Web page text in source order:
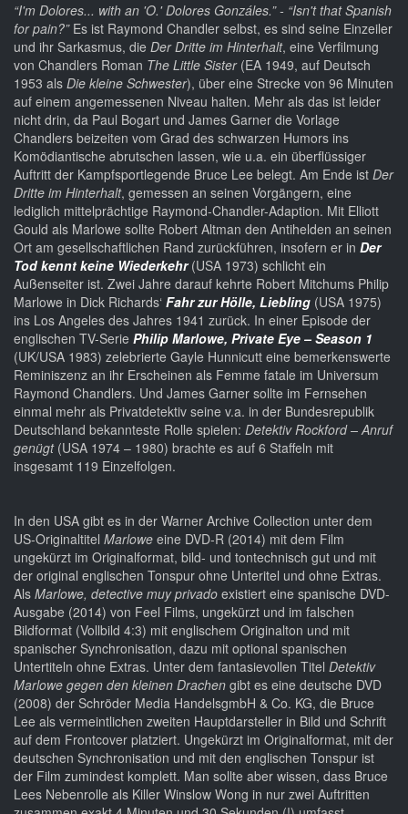
“I'm Dolores... with an 'O.' Dolores Gonzáles.” - “Isn't that Spanish
for pain?”Es ist Raymond Chandler selbst, es sind seine Einzeiler
und ihr Sarkasmus, die Der Dritte im Hinterhalt, eine Verfilmung
von Chandlers Roman The Little Sister(EA 1949, auf Deutsch
1953 als Die kleine Schwester), über eine Strecke von 96 Minuten
auf einem angemessenen Niveau halten. Mehr als das ist leider
nicht drin, da Paul Bogart und James Garner die Vorlage
Chandlers beizeiten vom Grad des schwarzen Humors ins
Komödiantische abrutschen lassen, wie u.a. ein überflüssiger
Auftritt der Kampfsportlegende Bruce Lee belegt. Am Ende ist Der
Dritte im Hinterhalt, gemessen an seinen Vorgängern, eine
lediglich mittelprächtige Raymond-Chandler-Adaption. Mit Elliott
Gould als Marlowe sollte Robert Altman den Antihelden an seinen
Ort am gesellschaftlichen Rand zurückführen, insofern er in Der
Tod kennt keine Wiederkehr(USA 1973) schlicht ein
Außenseiter ist. Zwei Jahre darauf kehrte Robert Mitchums Philip
Marlowe in Dick Richards‘ Fahr zur Hölle, Liebling (USA 1975)
ins Los Angeles des Jahres 1941 zurück. In einer Episode der
englischen TV-Serie Philip Marlowe, Private Eye – Season 1
(UK/USA 1983) zelebrierte Gayle Hunnicutt eine bemerkenswerte
Reminiszenz an ihr Erscheinen als Femme fatale im Universum
Raymond Chandlers. Und James Garner sollte im Fernsehen
einmal mehr als Privatdetektiv seine v.a. in der Bundesrepublik
Deutschland bekannteste Rolle spielen: Detektiv Rockford – Anruf
genügt(USA 1974 – 1980) brachte es auf 6 Staffeln mit
insgesamt 119 Einzelfolgen.
In den USA gibt es in der Warner Archive Collection unter dem
US-Originaltitel Marlowe eine DVD-R (2014) mit dem Film
ungekürzt im Originalformat, bild- und tontechnisch gut und mit
der original englischen Tonspur ohne Unteritel und ohne Extras.
Als Marlowe, detective muy privado existiert eine spanische DVD-
Ausgabe (2014) von Feel Films, ungekürzt und im falschen
Bildformat (Vollbild 4:3) mit englischem Originalton und mit
spanischer Synchronisation, dazu mit optional spanischen
Untertiteln ohne Extras. Unter dem fantasievollen Titel Detektiv
Marlowe gegen den kleinen Drachen gibt es eine deutsche DVD
(2008) der Schröder Media HandelsgmbH & Co. KG, die Bruce
Lee als vermeintlichen zweiten Hauptdarsteller in Bild und Schrift
auf dem Frontcover platziert. Ungekürzt im Originalformat, mit der
deutschen Synchronisation und mit den englischen Tonspur ist
der Film zumindest komplett. Man sollte aber wissen, dass Bruce
Lees Nebenrolle als Killer Winslow Wong in nur zwei Auftritten